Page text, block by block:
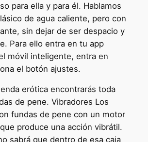
para ella y para él. Hablamos
de agua caliente, pero con
sin dejar de ser despacio y
Para ello entra en tu app
móvil inteligente, entra en
el botón ajustes.
erótica encontrarás toda
de pene. Vibradores Los
fundas de pene con un motor
produce una acción vibrátil.
sabrá que dentro de esa caja